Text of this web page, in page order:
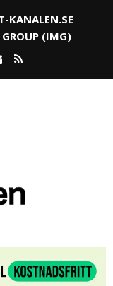
KANALEN.SE
(IMG)